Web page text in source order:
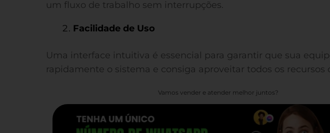
um fluxo de trabalho sem interrupções.
Facilidade de Uso
Uma interface intuitiva é essencial para garantir que sua
rapidamente o sistema e consiga aproveitar todos os recursos
Vamos vender e atender melhor juntos?